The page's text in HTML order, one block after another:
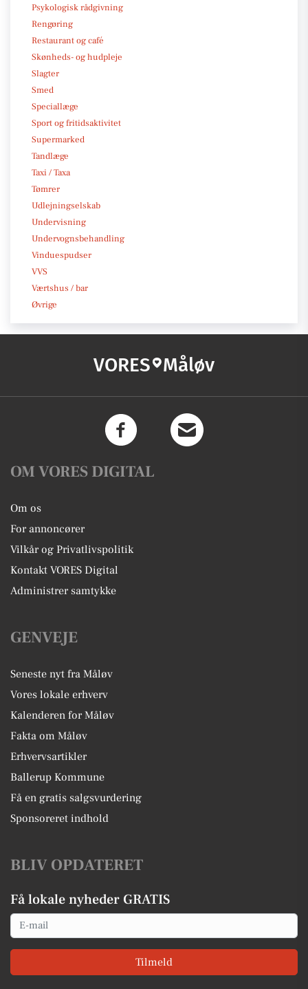
Psykologisk rådgivning
Rengøring
Restaurant og café
Skønheds- og hudpleje
Slagter
Smed
Speciallæge
Sport og fritidsaktivitet
Supermarked
Tandlæge
Taxi / Taxa
Tømrer
Udlejningselskab
Undervisning
Undervognsbehandling
Vinduespudser
VVS
Værtshus / bar
Øvrige
VORES Måløv
OM VORES DIGITAL
Om os
For annoncører
Vilkår og Privatlivspolitik
Kontakt VORES Digital
Administrer samtykke
GENVEJE
Seneste nyt fra Måløv
Vores lokale erhverv
Kalenderen for Måløv
Fakta om Måløv
Erhvervsartikler
Ballerup Kommune
Få en gratis salgsvurdering
Sponsoreret indhold
BLIV OPDATERET
Få lokale nyheder GRATIS
Email
Tilmeld